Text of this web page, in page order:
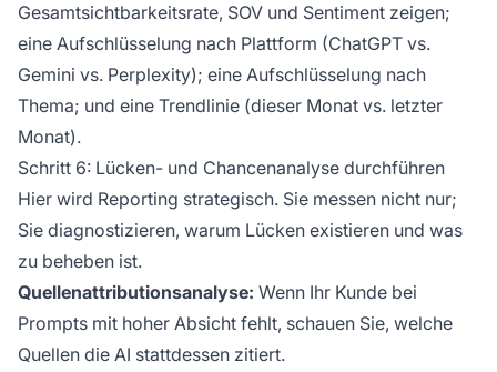
Gesamtsichtbarkeitsrate, SOV und Sentiment zeigen;
eine Aufschlüsselung nach Plattform (ChatGPT vs.
Gemini vs. Perplexity); eine Aufschlüsselung nach
Thema; und eine Trendlinie (dieser Monat vs. letzter
Monat).
Schritt 6: Lücken- und Chancenanalyse durchführen
Hier wird Reporting strategisch. Sie messen nicht nur;
Sie diagnostizieren, warum Lücken existieren und was
zu beheben ist.
Quellenattributionsanalyse: Wenn Ihr Kunde bei
Prompts mit hoher Absicht fehlt, schauen Sie, welche
Quellen die AI stattdessen zitiert.